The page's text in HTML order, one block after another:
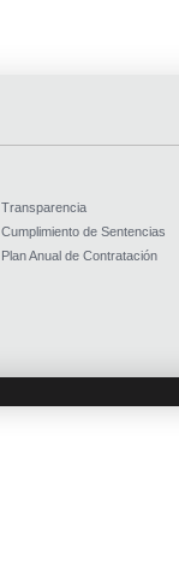
Transparencia
Cumplimiento de Sentencias
Plan Anual de Contratación